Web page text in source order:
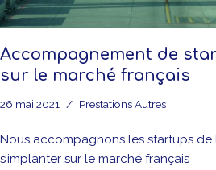
Accompagnement de
sur le marché français
26 mai 2021 Prestations Autres
Nous accompagnons les startups de
s’implanter sur le marché français